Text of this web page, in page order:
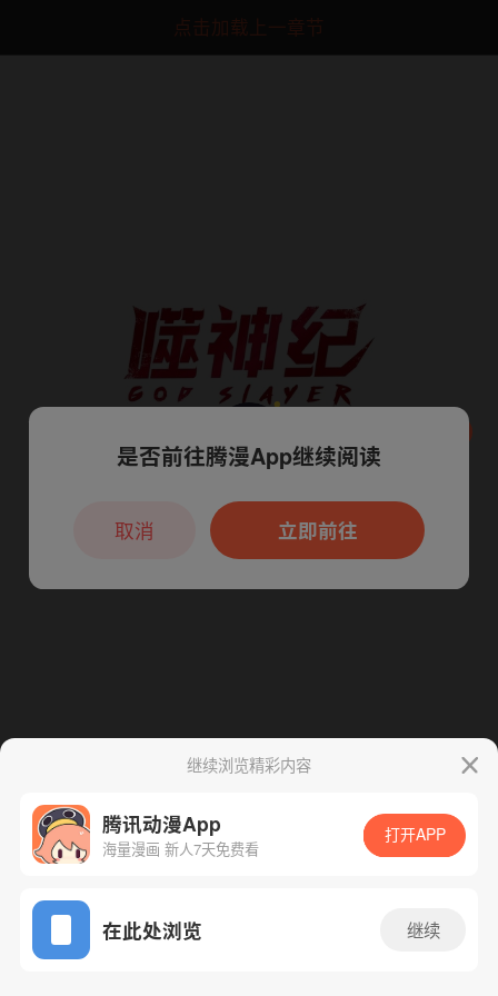
点击加载上一章节
App免费看
腾漫App免费看
继续浏览精彩内容
腾讯动漫App
海量漫画 新人7天免费看
打开APP
在此处浏览 继续
本章节仅支持App阅读，可打开App新用
户7天免费看
是否前往腾漫App继续阅读
立即前往
取消